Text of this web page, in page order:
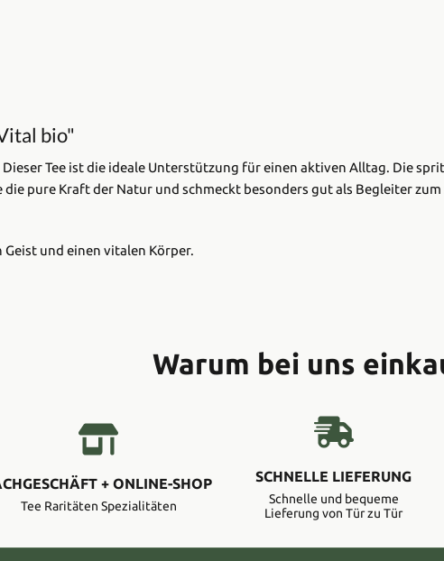
bio"
Tee ist die ideale Unterstützung für einen aktiven Alltag. Die
pure Kraft der Natur und schmeckt besonders gut als Begleiter
und einen vitalen Körper.
Warum bei uns
+ ONLINE-SHOP
Tee Raritäten Spezialitäten
SCHNELLE LIEFERUNG
Schnelle und bequeme
Lieferung von Tür zu Tür